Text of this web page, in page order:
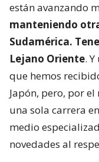
están avanzando
manteniendo
Sudamérica.
Lejano Oriente.
que hemos
Japón, pero, por
una sola carrera
medio
novedades al